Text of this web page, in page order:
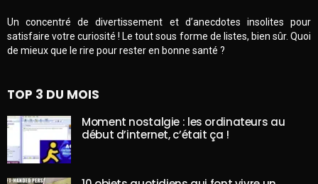
Un concentré de divertissement et d’anecdotes insolites pour
satisfaire votre curiosité ! Le tout sous forme de listes, bien sûr. Quoi
de mieux que le rire pour rester en bonne santé ?
TOP 3 DU MOIS
Moment nostalgie : les ordinateurs au
début d’internet, c’était ça !